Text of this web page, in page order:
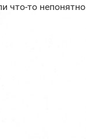
что-то непонятно